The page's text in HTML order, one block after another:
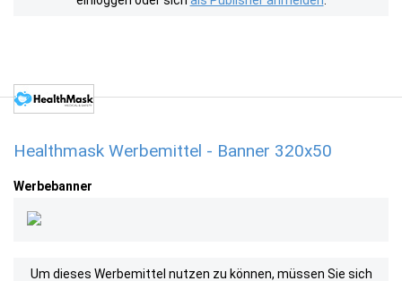
Healthmask Werbemittel - Banner 320x50
Werbebanner
Um dieses Werbemittel nutzen zu können, müssen Sie sich